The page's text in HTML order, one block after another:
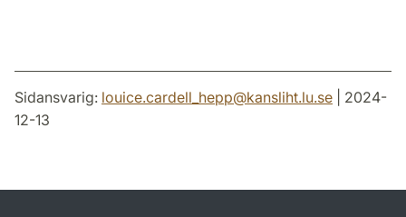
Sidansvarig: louice.cardell_hepp@kansliht.lu.se | 2024-
12-13